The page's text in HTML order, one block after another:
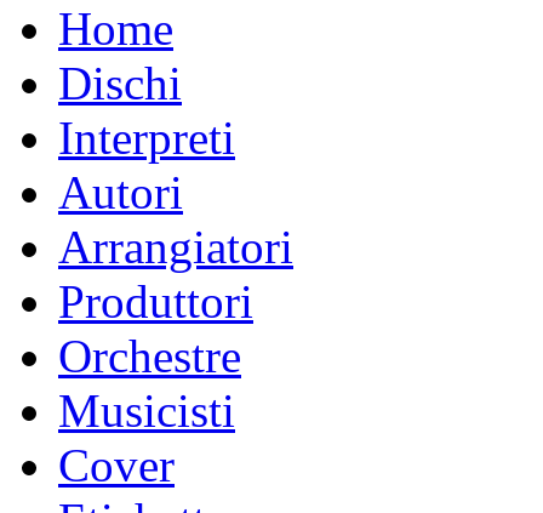
Home
Dischi
Interpreti
Autori
Arrangiatori
Produttori
Orchestre
Musicisti
Cover